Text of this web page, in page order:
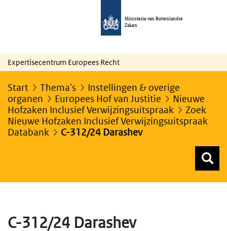
Ministerie van Buitenlandse
Zaken
Expertisecentrum Europees Recht
Start Thema's
Instellingen & overige
organen
Europees Hof van Justitie
Nieuwe
Hofzaken Inclusief Verwijzingsuitspraak
Zoek
Nieuwe Hofzaken Inclusief Verwijzingsuitspraak
Databank
C-312/24 Darashev
C-312/24 Darashev